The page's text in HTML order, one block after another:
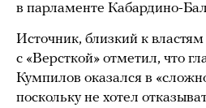
в парламенте Кабардино-
Источник, близкий к
с «Версткой» отметил, что
Кумпилов оказался в
поскольку не хотел